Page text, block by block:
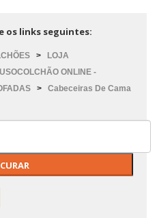
os links seguintes:
>
LOJA
ONLINE -
> Cabeceiras De Cama